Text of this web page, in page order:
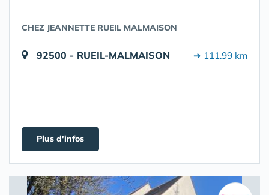
CHEZ JEANNETTE RUEIL MALMAISON
92500 - RUEIL-MALMAISON ➔ 111.99 km
Plus d'infos